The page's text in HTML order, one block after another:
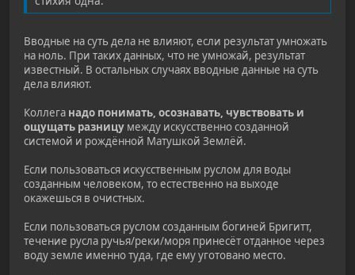
Вводные на суть дела не влияют, если результат умножать
на ноль. При таких данных, что не умножай, результат
известный. В остальных случаях вводные данные на суть
дела влияют.
Коллега надо понимать, осознавать, чувствовать и
ощущать разницу между искусственно созданной
системой и рождённой Матушкой Землёй.
Если пользоваться искусственным руслом для воды
созданным человеком, то естественно на выходе
окажешься в очистных.
Если пользоваться руслом созданным богиней Бригитт,
течение русла ручья/реки/моря принесёт отданное через
воду земле именно туда, где ему уготовано место.